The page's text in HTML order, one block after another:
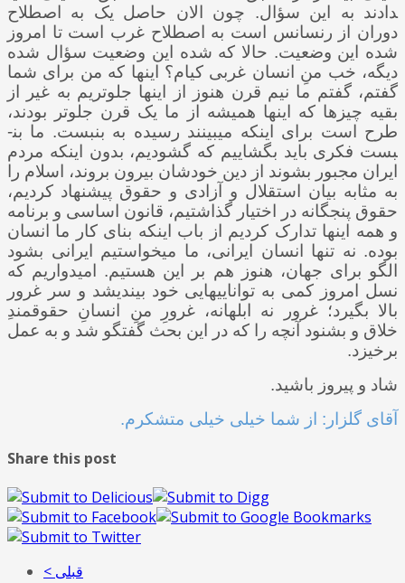
دادند به این سؤال. چون الان حاصل یک به اصطلاح
دوران از رنسانس است به اصطلاح غرب است تا امروز
شده این وضعیت. حالا که شده این وضعیت سؤال شده
دیگه، خب منِ انسان غربی کی­ام؟ اینها که من برای شما
گفتم، گفتم ما نیم قرن هنوز از اینها جلوتریم به غیر از
بقیه چیزها که اینها همیشه از ما یک قرن جلوتر بودند،
طرح است برای اینکه می­بینند رسیده به بن­بست. ما بن­
بست فکری باید بگشاییم که گشودیم، بدون اینکه مردم
ایران مجبور بشوند از دین خودشان بیرون بروند، اسلام را
به مثابه بیان استقلال و آزادی و حقوق پیشنهاد کردیم،
حقوق پنج­گانه در اختیار گذاشتیم، قانون اساسی و برنامه
و همه اینها تدارک کردیم از باب اینکه بنای کار ما انسان
بوده. نه تنها انسان ایرانی، ما می­خواستیم ایرانی بشود
الگو برای جهان، هنوز هم بر این هستیم. امیدواریم که
نسل امروز کمی به توانایی­هایی خود بیندیشد و سر غرور
بالا بگیرد؛ غرور نه ابلهانه، غرورِ منِ انسانِ حقوق­مندِ
خلاق و بشنود آنچه را که در این بحث گفتگو شد و به عمل
برخیزد.
شاد و پیروز باشید.
آقای گلزار: از شما خیلی خیلی متشکرم.
Share this post
< قبلی